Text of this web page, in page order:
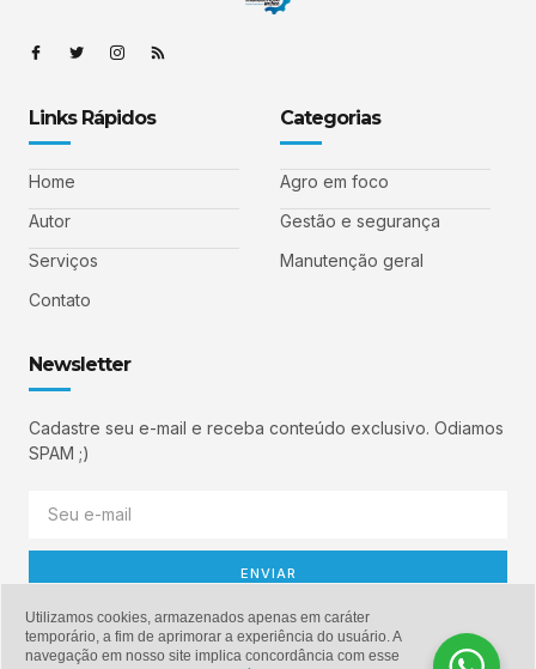
Links Rápidos
Home
Autor
Serviços
Contato
Categorias
Agro em foco
Gestão e segurança
Manutenção geral
Newsletter
Cadastre seu e-mail e receba conteúdo exclusivo. Odiamos
SPAM ;)
ENVIAR
Utilizamos cookies, armazenados apenas em caráter
temporário, a fim de aprimorar a experiência do usuário. A
navegação em nosso site implica concordância com esse